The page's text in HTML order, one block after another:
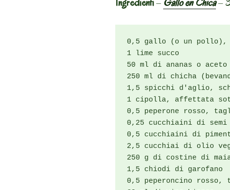
0,5 gallo (o un
1 lime succo
50 ml di ananas o
250 ml di chicha
1,5 spicchi d'aglio,
1 cipolla, affettata
0,5 peperone rosso,
0,25 cucchiaini di semi
0,5 cucchiaini di
2,5 cucchiai di olio
250 g di costine di
1,5 chiodi di garofano
0,5 peperoncino